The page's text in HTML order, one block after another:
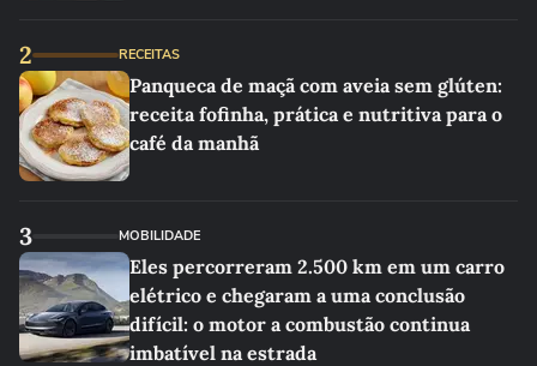
2 RECEITAS
Panqueca de maçã com aveia sem glúten:
receita fofinha, prática e nutritiva para o
café da manhã
3 MOBILIDADE
Eles percorreram 2.500 km em um carro
elétrico e chegaram a uma conclusão
difícil: o motor a combustão continua
imbatível na estrada